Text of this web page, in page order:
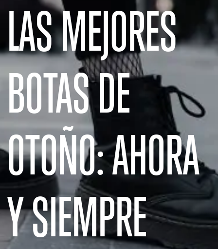
LAS MEJORES
BOTAS DE
OTOÑO: AHORA
Y SIEMPRE